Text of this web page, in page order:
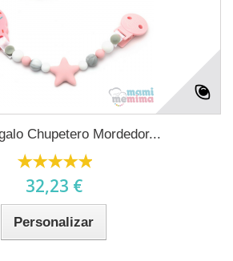
Chupetero Mordedor...
32,23 €
Personalizar